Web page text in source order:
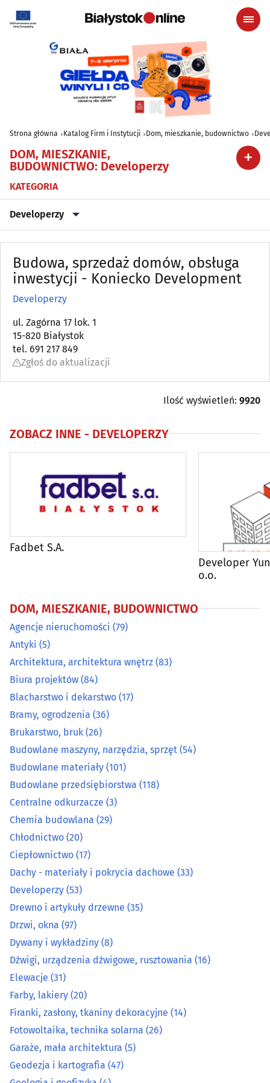
Strona główna Katalog Firm i Instytucji Dom, mieszkanie, budownictwo
DOM, MIESZKANIE,
BUDOWNICTWO: Developerzy
KATEGORIA
Developerzy
Agencje nieruchomości(79)
Antyki(5)
Architektura, architektura wnętrz
Biura projektów(84)
Blacharstwo i dekarstwo
Brukarstwo, bruk (26)
Budowlane materiały(101)
Centralne odkurzacze
Chłodnictwo(20)
Ciepłownictwo
Dachy - materiały i pokrycia dachowe
Drewno i artykuły drzewne
Drzwi, okna (97)
Dywany i wykładziny(8)
Dźwigi, urządzenia dźwigowe, rusztowania
Elewacje(31)
Farby, lakiery(20)
Firanki, zasłony, tkaniny dekoracyjne
Fotowoltaika, technika solarna
Garaże, mała architektura
Geodezja i kartografia(47)
Geologia i geofizyka(4)
Granity, marmury (18)
Budowa, sprzedaż domów, obsługa
inwestycji - Koniecko Development
Developerzy
ul. Zagórna 17 lok. 1
15-820 Białystok
tel. 691 217 849
Zgłoś do aktualizacji
Ilość wyświetleń: 9920
ZOBACZ INNE - DEVELOPERZY
Fadbet S.A.
Developer
o.o.
DOM, MIESZKANIE, BUDOWNICTWO
Agencje nieruchomości (79)
Antyki (5)
Architektura, architektura wnętrz (83)
Biura projektów (84)
Blacharstwo i dekarstwo (17)
Bramy, ogrodzenia (36)
Brukarstwo, bruk (26)
Budowlane maszyny, narzędzia, sprzęt (54)
Budowlane materiały (101)
Budowlane przedsiębiorstwa (118)
Centralne odkurzacze (3)
Chemia budowlana (29)
Chłodnictwo (20)
Ciepłownictwo (17)
Dachy - materiały i pokrycia dachowe (33)
Developerzy (53)
Drewno i artykuły drzewne (35)
Drzwi, okna (97)
Dywany i wykładziny (8)
Dźwigi, urządzenia dźwigowe, rusztowania (16)
Elewacje (31)
Farby, lakiery (20)
Firanki, zasłony, tkaniny dekoracyjne (14)
Fotowoltaika, technika solarna (26)
Garaże, mała architektura (5)
Geodezja i kartografia (47)